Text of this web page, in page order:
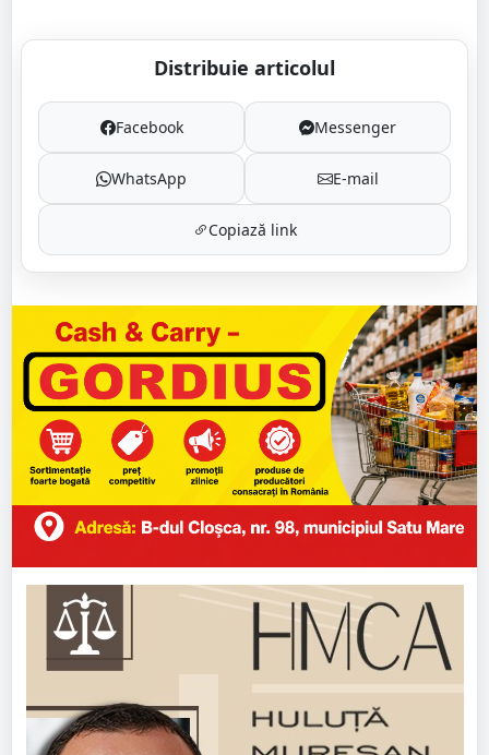
Distribuie articolul
Facebook Messenger
WhatsApp E-mail
Copiază link